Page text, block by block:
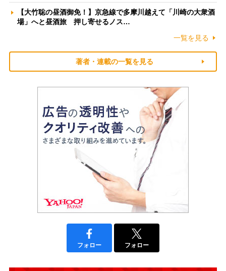
【大竹聡の昼酒御免！】京急線で多摩川越えて「川崎の大衆酒
場」へと昼酒旅 押し寄せるノス…
一覧を見る
著者・連載の一覧を見る
フォロー フォロー